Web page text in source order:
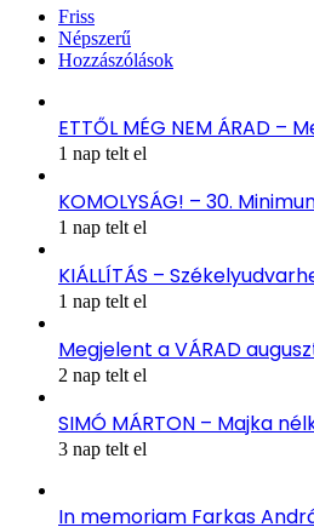
Friss
Népszerű
Hozzászólások
ETTŐL MÉG NEM ÁRAD
1 nap telt el
KOMOLYSÁG! – 30.
1 nap telt el
KIÁLLÍTÁS –
1 nap telt el
Megjelent a VÁRAD
2 nap telt el
SIMÓ MÁRTON – Majka
3 nap telt el
In memoriam Farkas